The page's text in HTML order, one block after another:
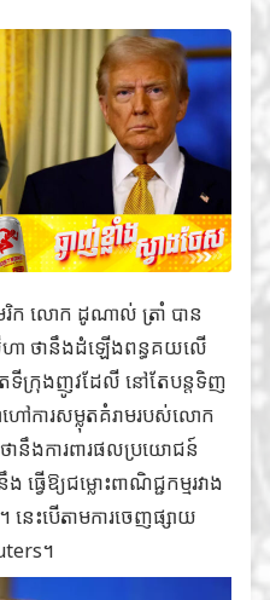
រិក លោក ដូណាល់ ត្រាំ បាន
សីហា ថានឹងដំឡើងពន្ធគយលើ
ក្រុងញូវដែលី នៅតែបន្តទិញ
ហៅការសម្លុតគំរាមរបស់លោក
ថានឹងការពារផលប្រយោជន៍
ធ្វើឱ្យជម្លោះពាណិជ្ជកម្មរវាង
េះបើតាមការចេញផ្សាយ
។